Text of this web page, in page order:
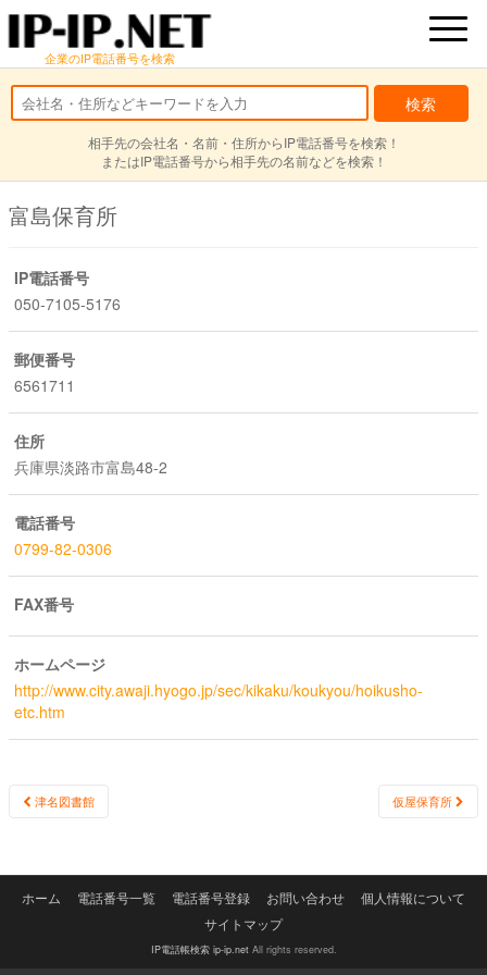
企業のIP電話番号を検索
相手先の会社名・名前・住所からIP電話番号を検索！
またはIP電話番号から相手先の名前などを検索！
富島保育所
IP電話番号
050-7105-5176
郵便番号
6561711
住所
兵庫県淡路市富島48-2
電話番号
0799-82-0306
FAX番号
ホームページ
http://www.city.awaji.hyogo.jp/sec/kikaku/koukyou/hoikusho-
etc.htm
Post
津名図書館 仮屋保育所
ホーム 電話番号一覧 電話番号登録 お問い合わせ
個人情報について
サイトマップ
IP電話帳検索 ip-ip.netAll rights reserved.